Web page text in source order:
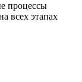
процессы
всех этапах